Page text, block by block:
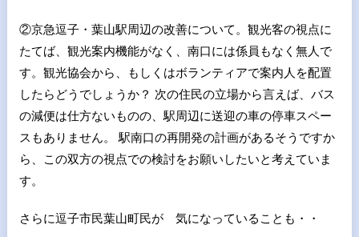
②京急逗子・葉山駅周辺の改善について。観光客の視点に
たてば、観光案内機能がなく、南口には係員もなく無人で
す。観光協会から、もしくはボランティアで案内人を配置
したらどうでしょうか？ 次の住民の立場から言えば、バス
の減便は仕方ないものの、駅周辺に送迎の車の停車スペー
スもありません。 駅南口の再開発の計画があるそうですか
ら、この双方の視点での検討をお願いしたいと考えていま
す。
さらに逗子市民葉山町民が 気になっていることも・・